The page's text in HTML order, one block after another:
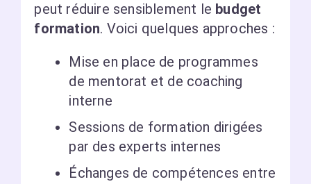
peut réduire sensiblement le budget
formation. Voici quelques approches :
Mise en place de programmes
de mentorat et de coaching
interne
Sessions de formation dirigées
par des experts internes
Échanges de compétences entre